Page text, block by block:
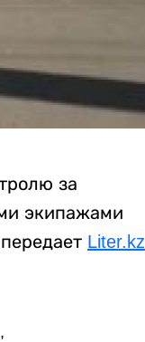
за
экипажами
Liter.kz